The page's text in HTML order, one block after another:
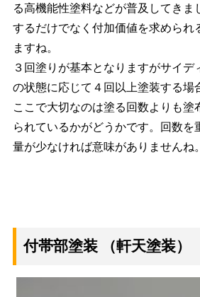
る高機能性塗料などが普及してきま
するだけでなく付加価値を求められ
ますね。
３回塗りが基本となりますがサイデ
の状態に応じて４回以上塗装する場
ここで大切なのは塗る回数よりも塗
られているかがどうかです。回数を
量が少なければ意味がありませんね。
付帯部塗装 （軒天塗装）